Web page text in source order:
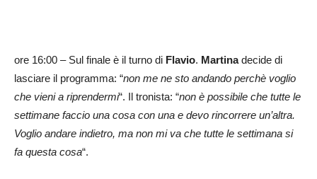
ore 16:00 – Sul finale è il turno di Flavio. Martinadecide di
lasciare il programma: “non me ne sto andando perchè voglio
che vieni a riprendermi“. Il tronista: “non è possibile che tutte le
settimane faccio una cosa con una e devo rincorrere un’altra.
Voglio andare indietro, ma non mi va che tutte le settimana si
fa questa cosa“.